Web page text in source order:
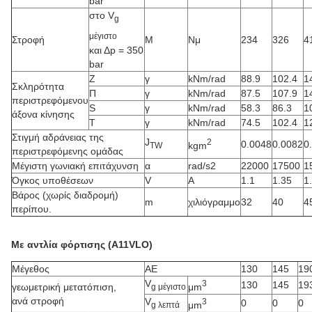
Στροφή
στο Vg
μέγιστο
και Δp = 350
bar
Μ Νμ 234 326
Σκληρότητα
περιστρεφόμενου
άξονα κίνησης
Z γ kNm/rad 88.9 102.4
Π
γ kNm/rad 87.5 107.9
S
γ kNm/rad 58.3 86.3
Τ
γ kNm/rad 74.5 102.4
Στιγμή αδράνειας της
περιστρεφόμενης ομάδας
JTW kgm2 0.00480.0082
Μέγιστη γωνιακή επιτάχυνση
α rad/s2 22000 17500
Όγκος υποθέσεων
V Α 1.1 1.35
Βάρος (χωρίς διαδρομή)
περίπου.
m χιλιόγραμμο32 40
Με αντλία φόρτισης (A11VLO)
Μέγεθος ΑΕ 130 145
γεωμετρική μετατόπιση,
ανά στροφή
Vg μέγιστο μm3 130 145
Vg λεπτά μm3 0 0 0